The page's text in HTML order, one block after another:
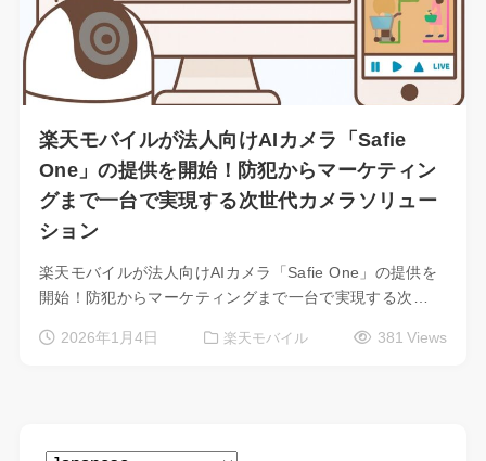
楽天モバイルが法人向けAIカメラ「Safie
One」の提供を開始！防犯からマーケティン
グまで一台で実現する次世代カメラソリュー
ション
楽天モバイルが法人向けAIカメラ「Safie One」の提供を
開始！防犯からマーケティングまで一台で実現する次…
2026年1月4日 楽天モバイル 381 Views